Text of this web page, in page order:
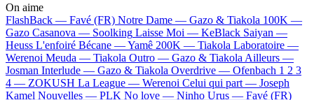
On aime
FlashBack — Favé (FR) Notre Dame — Gazo & Tiakola 100K —
Gazo Casanova — Soolking Laisse Moi — KeBlack Saiyan —
Heuss L'enfoiré Bécane —Yamê 200K — Tiakola Laboratoire —
Werenoi Meuda — Tiakola Outro — Gazo & Tiakola Ailleurs —
Josman Interlude — Gazo & Tiakola Overdrive — Ofenbach 1 2 3
4 — ZOKUSH La League — Werenoi Celui qui part — Joseph
Kamel Nouvelles — PLK No love — Ninho Urus — Favé (FR)